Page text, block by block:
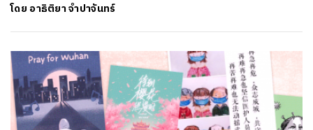
โดย อาธิติยา จำปาจันทร์